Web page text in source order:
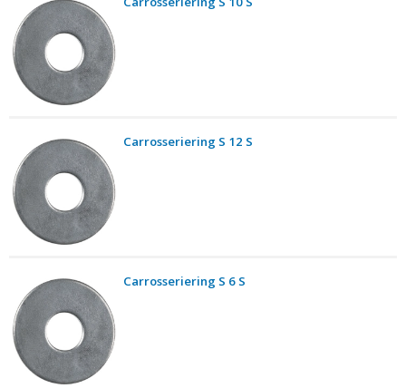
Carrosseriering S 12 S
Carrosseriering S 6 S